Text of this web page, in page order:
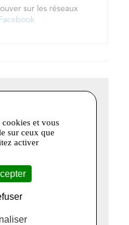
sur les réseaux
Facebook
cookies et vous
sur ceux que
activer